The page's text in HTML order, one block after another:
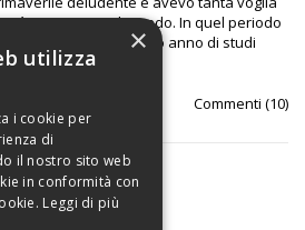
importante al mondo. In quel periodo
finito il secondo anno di studi
Commenti (10)
×
utilizza
i cookie per
di
il nostro sito web
in conformità con
Leggi di più